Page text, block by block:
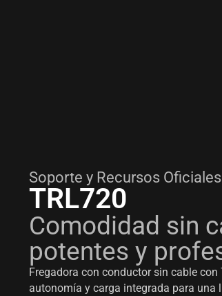
Soporte y Recursos Oficiales
TRL720
Comodidad sin
potentes y
Fregadora con conductor sin cable
autonomía y carga integrada para una